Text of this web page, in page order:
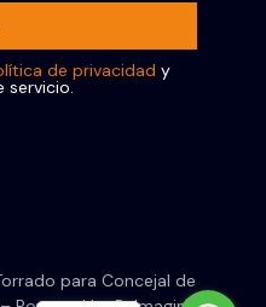
de privacidad y
servicio.
para Concejal de